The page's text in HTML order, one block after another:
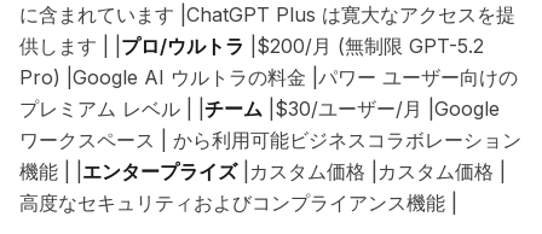
に含まれています |ChatGPT Plus は寛大なアクセスを提
供します | | プロ/ウルトラ |$200/月 (無制限 GPT-5.2
Pro) |Google AI ウルトラの料金 |パワー ユーザー向けの
プレミアム レベル | | チーム |$30/ユーザー/月 |Google
ワークスペース | から利用可能ビジネスコラボレーション
機能 | | エンタープライズ|カスタム価格 |カスタム価格 |
高度なセキュリティおよびコンプライアンス機能 |